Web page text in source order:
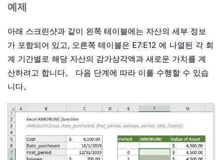
예제
아래 스크린샷과 같이 왼쪽 테이블에는 자산의 세부 정보
가 포함되어 있고, 오른쪽 테이블은 E7:E12 에 나열된 각 회
계 기간별로 해당 자산의 감가상각액과 새로운 가치를 계
산하려고 합니다。 다음 단계에 따라 이를 수행할 수 있습
니다。